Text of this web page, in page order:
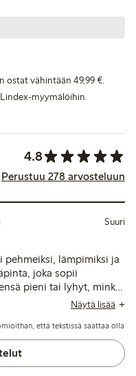
ostat vähintään 49,99 €.
myymälöihin.
4.8
Perustuu 278 arvosteluun
Suuri
pehmeiksi, lämpimiksi ja
joka sopii
pieni tai lyhyt, minkä
kokoa suuremman, kun
kanssa, erityisesti polvien
Näytä lisää
että tekstissä saattaa olla